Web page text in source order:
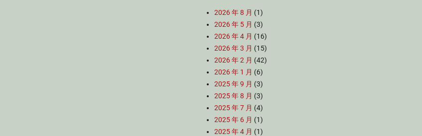
2026 年 8 月 (1)
2026 年 5 月 (3)
2026 年 4 月 (16)
2026 年 3 月 (15)
2026 年 2 月 (42)
2026 年 1 月 (6)
2025 年 9 月 (3)
2025 年 8 月 (3)
2025 年 7 月 (4)
2025 年 6 月 (1)
2025 年 4 月 (1)